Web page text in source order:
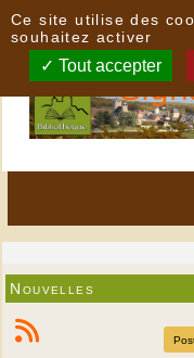
Nouvelles
Ce site utilise des
souhaitez activer
Tout accepter